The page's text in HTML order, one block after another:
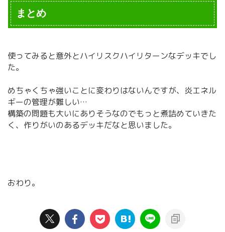
まとめ
使ってみると意外とハイリスクハイリターンなデッキでし
た。
めちゃくちゃ強いことに変わりはないんですが、炎エネル
ギーの管理が難しい…
構築の問題も大いにありそうなのでもっと煮詰めていきた
く、作りがいのあるデッキだなと思いました。
おわり。